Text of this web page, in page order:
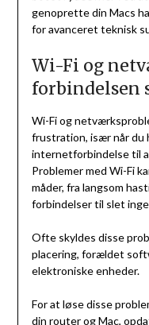
genoprette din Macs
for avanceret teknisk
Wi-Fi og
forbindelsen
Wi-Fi og
frustration, især når du
internetforbindelse til
Problemer med Wi-Fi
måder, fra langsom
forbindelser til slet
Ofte skyldes disse
placering, forældet
elektroniske enheder.
For at løse disse
din router og Mac,